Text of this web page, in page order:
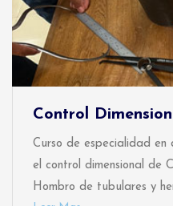
Control
Curso de especialidad
el control dimensional de
Hombro de tubulares y